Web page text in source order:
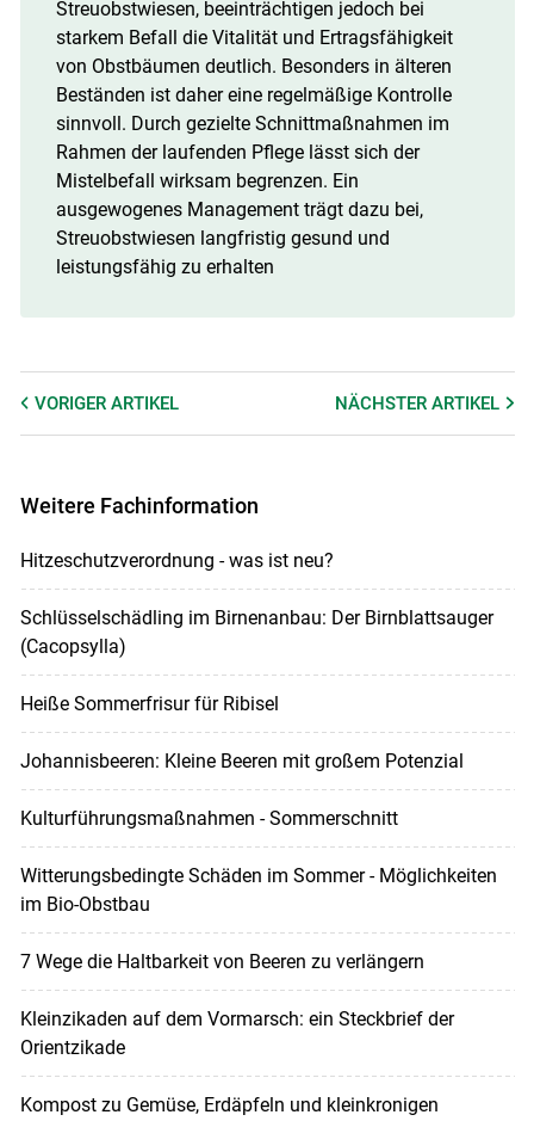
Streuobstwiesen, beeinträchtigen jedoch bei
starkem Befall die Vitalität und Ertragsfähigkeit
von Obstbäumen deutlich. Besonders in älteren
Beständen ist daher eine regelmäßige Kontrolle
sinnvoll. Durch gezielte Schnittmaßnahmen im
Rahmen der laufenden Pflege lässt sich der
Mistelbefall wirksam begrenzen. Ein
ausgewogenes Management trägt dazu bei,
Streuobstwiesen langfristig gesund und
leistungsfähig zu erhalten
VORIGER ARTIKEL NÄCHSTERARTIKEL
Weitere Fachinformation
Hitzeschutzverordnung - was ist neu?
Schlüsselschädling im Birnenanbau: Der Birnblattsauger
(Cacopsylla)
Heiße Sommerfrisur für Ribisel
Johannisbeeren: Kleine Beeren mit großem Potenzial
Kulturführungsmaßnahmen - Sommerschnitt
Witterungsbedingte Schäden im Sommer - Möglichkeiten
im Bio-Obstbau
7 Wege die Haltbarkeit von Beeren zu verlängern
Kleinzikaden auf dem Vormarsch: ein Steckbrief der
Orientzikade
Kompost zu Gemüse, Erdäpfeln und kleinkronigen